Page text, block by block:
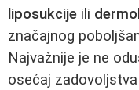
liposukcije ili
značajnog
Najvažnije je ne
osećaj